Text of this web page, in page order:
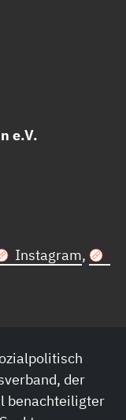
e.V.
Instagram,
der
benachteiligter